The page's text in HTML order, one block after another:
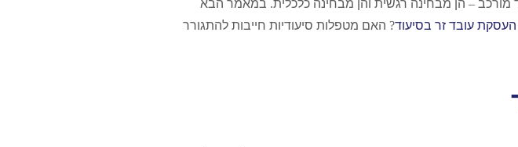
מורכב – הן מבחינה רגשית והן מבחינה כלכלית. במאמר הבא
העסקת עובד זר בסיעוד? האם מטפלות סיעודיות חייבות להתגורר